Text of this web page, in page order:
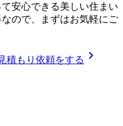
安心できる美しい住まい
ので、まずはお気軽にご
積もり依頼をする chevron_right